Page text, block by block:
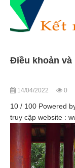
Điều khoản và
14/04/2022 0
10 / 100 Powered
truy cập website :